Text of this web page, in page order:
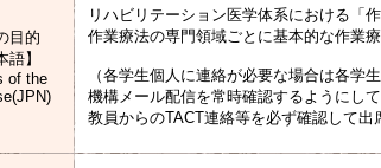
目的
語】
of the
リハビリテーション医学体系における「
作業療法の専門領域ごとに基本的な作業
（各学生個人に連絡が必要な場合は各学
機構メール配信を常時確認するようにし
教員からのTACT連絡等を必ず確認して出